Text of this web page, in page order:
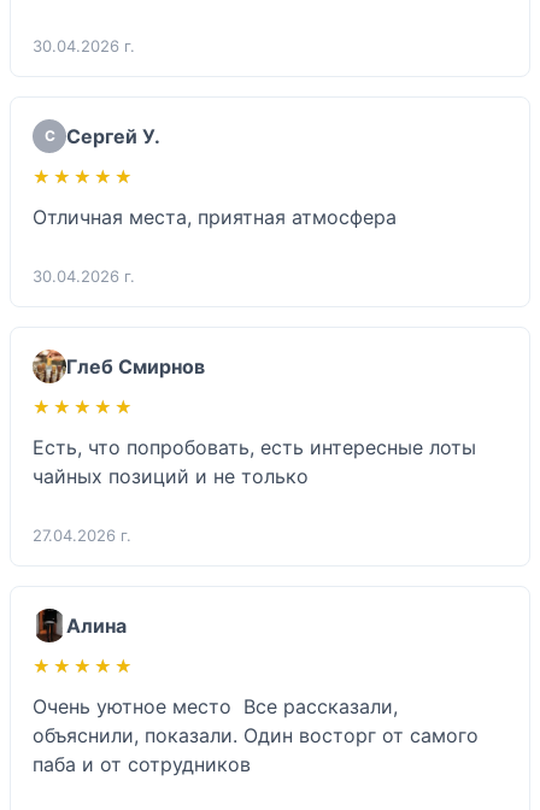
30.04.2026 г.
С Сергей У.
★★★★★
★★★★★
Отличная места, приятная атмосфера
30.04.2026 г.
Глеб Смирнов
★★★★★
★★★★★
Есть, что попробовать, есть интересные лоты
чайных позиций и не только
27.04.2026 г.
Алина
★★★★★
★★★★★
Очень уютное место  Все рассказали,
объяснили, показали. Один восторг от самого
паба и от сотрудников